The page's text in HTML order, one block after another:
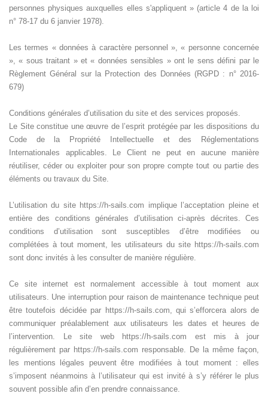
personnes physiques auxquelles elles s'appliquent » (article 4 de la loi
n° 78-17 du 6 janvier 1978).
Les termes « données à caractère personnel », « personne concernée
», « sous traitant » et « données sensibles » ont le sens défini par le
Règlement Général sur la Protection des Données (RGPD : n° 2016-
679)
Conditions générales d’utilisation du site et des services proposés.
Le Site constitue une œuvre de l’esprit protégée par les dispositions du
Code de la Propriété Intellectuelle et des Réglementations
Internationales applicables. Le Client ne peut en aucune manière
réutiliser, céder ou exploiter pour son propre compte tout ou partie des
éléments ou travaux du Site.
L’utilisation du site https://h-sails.com implique l’acceptation pleine et
entière des conditions générales d’utilisation ci-après décrites. Ces
conditions d’utilisation sont susceptibles d’être modifiées ou
complétées à tout moment, les utilisateurs du site https://h-sails.com
sont donc invités à les consulter de manière régulière.
Ce site internet est normalement accessible à tout moment aux
utilisateurs. Une interruption pour raison de maintenance technique peut
être toutefois décidée par https://h-sails.com, qui s’efforcera alors de
communiquer préalablement aux utilisateurs les dates et heures de
l’intervention. Le site web https://h-sails.com est mis à jour
régulièrement par https://h-sails.com responsable. De la même façon,
les mentions légales peuvent être modifiées à tout moment : elles
s’imposent néanmoins à l’utilisateur qui est invité à s’y référer le plus
souvent possible afin d’en prendre connaissance.